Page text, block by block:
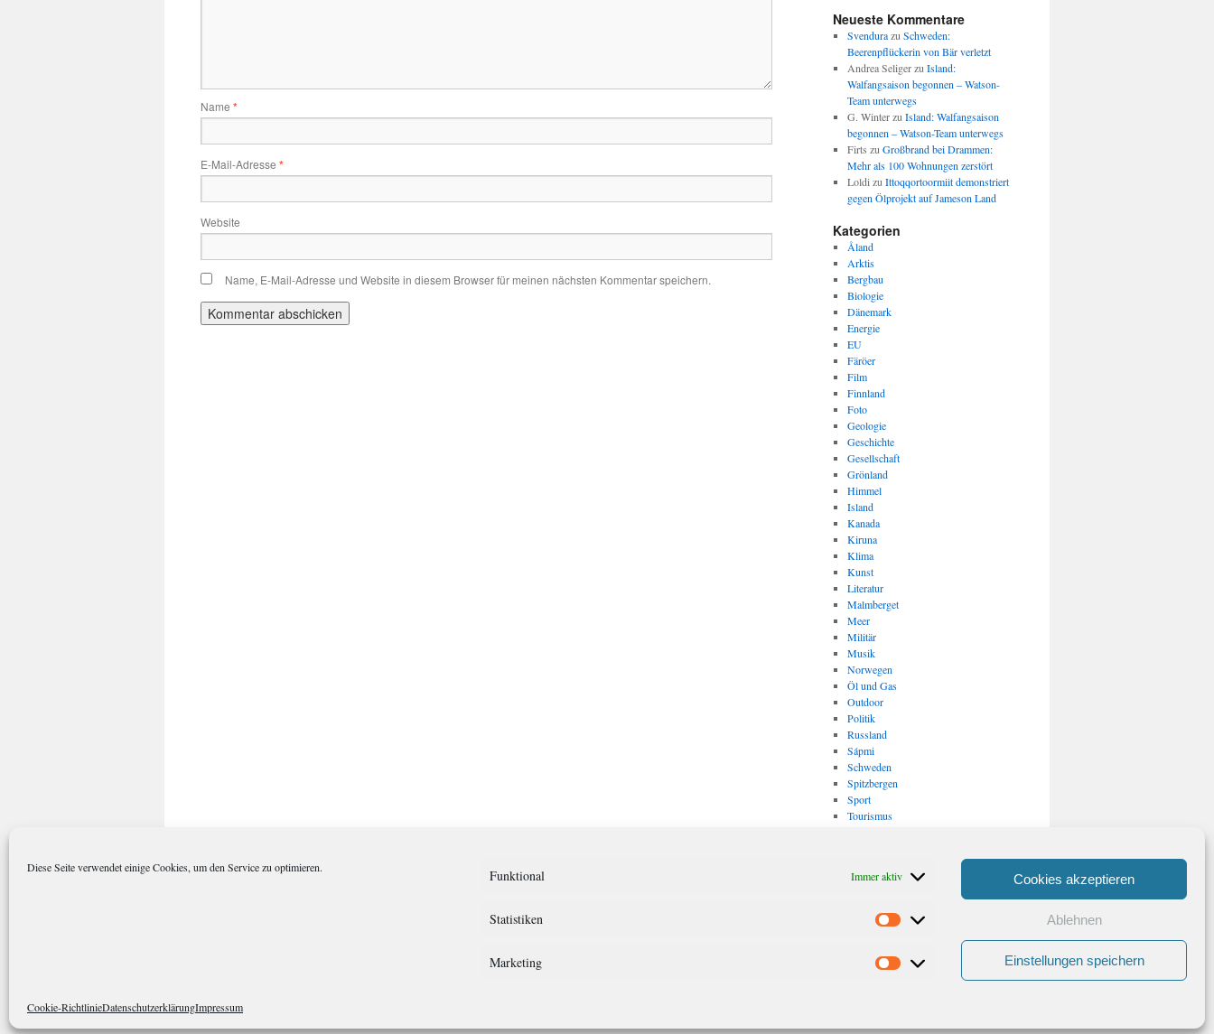
Diese Seite verwendet einige Cookies, um den Service zu optimieren. Funktional Immer aktiv
Statistiken Statistiken
Marketing Marketing
Cookies akzeptieren
Ablehnen
Einstellungen speichern
Cookie-RichtlinieDatenschutzerklärungImpressum
Name *
E-Mail-Adresse *
Website
Name, E-Mail-Adresse und Website in diesem Browser für meinen nächsten Kommentar speichern.
Neueste Kommentare
Svendurazu Schweden:
Beerenpflückerin von Bär verletzt
Andrea Seligerzu Island:
Walfangsaison begonnen – Watson-
Team unterwegs
G. Winterzu Island: Walfangsaison
begonnen – Watson-Team unterwegs
Firts zu Großbrand bei Drammen:
Mehr als 100 Wohnungen zerstört
Loldi zu Ittoqqortoormiit demonstriert
gegen Ölprojekt auf Jameson Land
Kategorien
Åland
Arktis
Bergbau
Biologie
Dänemark
Energie
EU
Färöer
Film
Finnland
Foto
Geologie
Geschichte
Gesellschaft
Grönland
Himmel
Island
Kanada
Kiruna
Klima
Kunst
Literatur
Malmberget
Meer
Militär
Musik
Norwegen
Öl und Gas
Outdoor
Politik
Russland
Sápmi
Schweden
Spitzbergen
Sport
Tourismus
Vulkanismus/ Erdbeben